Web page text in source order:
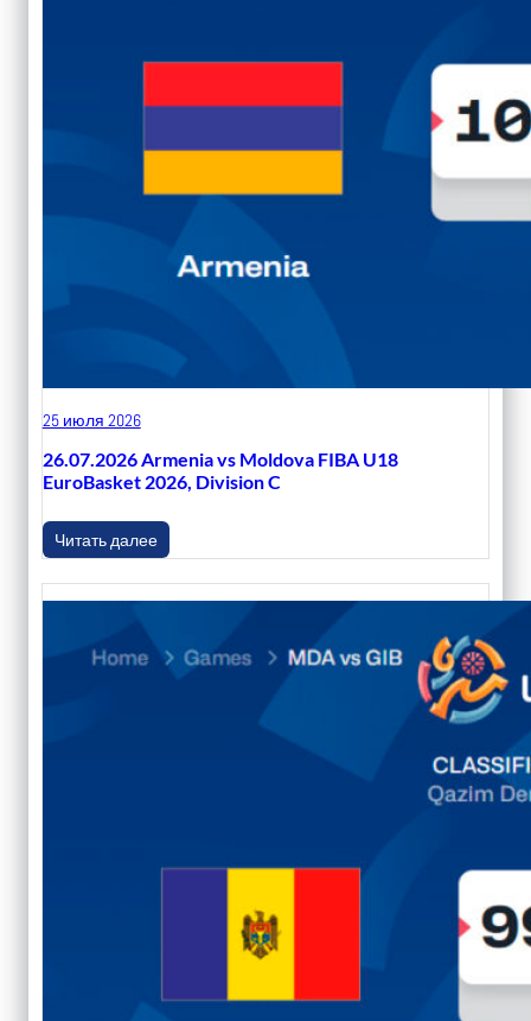
25 июля 2026
26.07.2026 Armenia vs Moldova FIBA U18
EuroBasket 2026, Division C
Читать далее